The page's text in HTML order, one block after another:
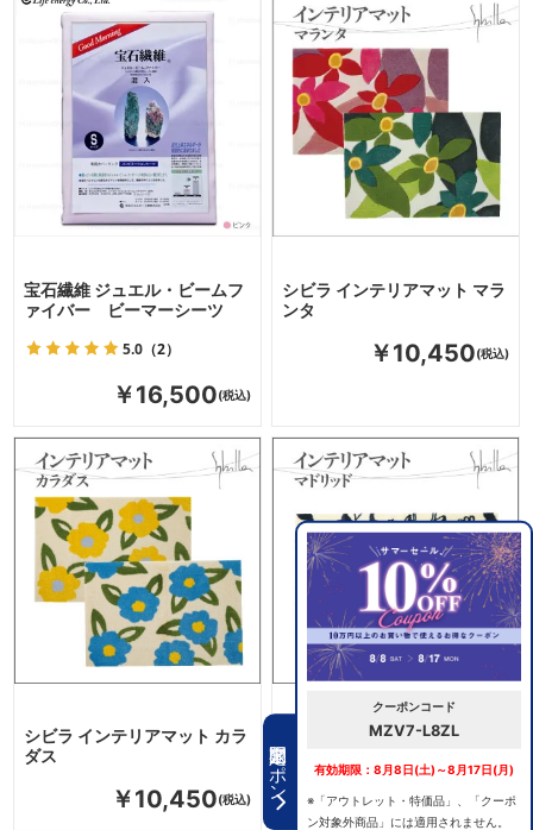
期間限定クーポン
クーポンコード
MZV7-L8ZL
有効期限：8月8日(土)～8月17日(月)
※「アウトレット・特価品」、「クーポ
ン対象外商品」には適用されません。
宝石繊維 ジュエル・ビームフ
ァイバー ビーマーシーツ
5.0 （2）
￥16,500
シビラ インテリアマット マラ
ンタ
￥10,450
シビラ インテリアマット カラ
ダス
￥10,450
シビラ インテリアマット マド
リッド
￥8,250